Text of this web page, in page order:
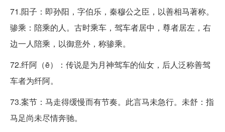
71.阳子：即孙阳，字伯乐，秦穆公之臣，以善相马著称。
骖乘：陪乘的人。古时乘车，驾车者居中，尊者居左，右
边一人陪乘，以御意外，称骖乘。
72.纤阿（ē）：传说是为月神驾车的仙女，后人泛称善驾
车者为纤阿。
73.案节：马走得缓慢而有节奏。此言马未急行。未舒：指
马足尚未尽情奔驰。